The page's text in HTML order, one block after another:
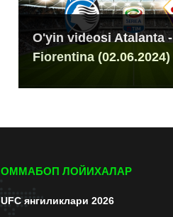
O'yin videosi Atalanta -
Fiorentina (02.06.2024)
ОММАБОП ЛОЙИХАЛАР
UFC янгиликлари 2026